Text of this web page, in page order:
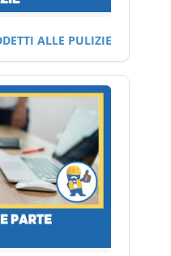
ALLE PULIZIE